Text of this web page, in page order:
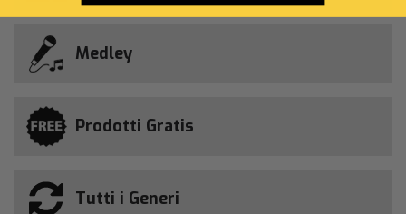
Medley
Prodotti Gratis
Tutti i Generi